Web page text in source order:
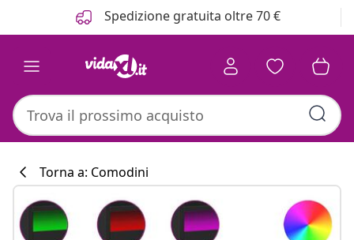
Spedizione gratuita oltre 70 €
Torna a: Comodini